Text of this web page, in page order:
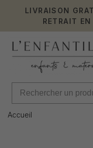
LIVRAISON
RETRAIT
Accueil